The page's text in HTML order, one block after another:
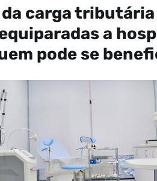
da carga
a
pode se